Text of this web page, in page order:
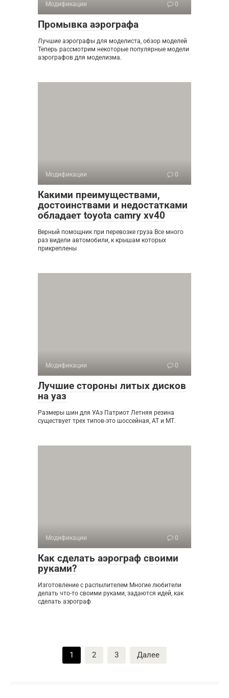
Модификации 0
Промывка аэрографа
Лучшие аэрографы для моделиста, обзор моделей
Теперь рассмотрим некоторые популярные модели
аэрографов для моделизма.
Модификации 0
Какими преимуществами,
достоинствами и недостатками
обладает toyota camry xv40
Верный помощник при перевозке груза Все много
раз видели автомобили, к крышам которых
прикреплены
Модификации 0
Лучшие стороны литых дисков
на уаз
Размеры шин для УАз Патриот Летняя резина
существует трех типов-это шоссейная, АТ и МТ.
Модификации 0
Как сделать аэрограф своими
руками?
Изготовление с распылителем Многие любители
делать что-то своими руками, задаются идей, как
сделать аэрограф
1 2 3 Далее